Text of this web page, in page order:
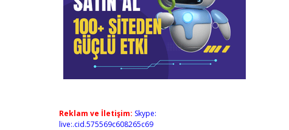
Reklam ve İletişim: Skype:
live:.cid.575569c608265c69